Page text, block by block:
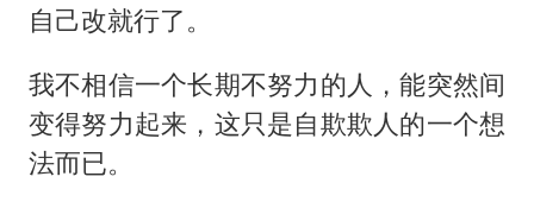
南昌一规划馆现“阴间座椅”字样
上海一酒店房间爬满床虱 住客反被怼
自己改就行了。
我不相信一个长期不努力的人，能突然间
变得努力起来，这只是自欺欺人的一个想
法而已。